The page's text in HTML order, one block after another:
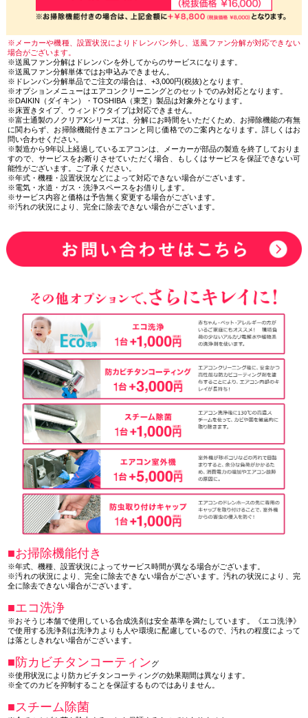
※メーカーや機種、設置状況によりドレンパン外し、送風ファン分解が対応できない
場合がございます。
※送風ファン分解はドレンパンを外してからのサービスになります。
※送風ファン分解単体ではお申込みできません。
※ドレンパン分解単品でご注文の場合は、+3,000円(税抜)となります。
※オプションメニューはエアコンクリーニングとのセットでのみ対応となります。
※DAIKIN（ダイキン）・TOSHIBA（東芝）製品は対象外となります。
※床置きタイプ、ウィンドウタイプは対応できません。
※富士通製のノクリアXシリーズは、分解にお時間をいただくため、お掃除機能の有無
に関わらず、お掃除機能付きエアコンと同じ価格でのご案内となります。詳しくはお
問い合わせください。
※製造から9年以上経過しているエアコンは、メーカーが部品の製造を終了しておりま
すので、サービスをお断りさせていただく場合、もしくはサービスを保証できない可
能性がございます。ご了承ください。
※年式・機種・設置状況などによって対応できない場合がございます。
※電気・水道・ガス・洗浄スペースをお借りします。
※サービス内容と価格は予告無く変更する場合がございます。
※汚れの状況により、完全に除去できない場合がございます。
■お掃除機能付き
※年式、機種、設置状況によってサービス時間が異なる場合がございます。
※汚れの状況により、完全に除去できない場合がございます。汚れの状況により、完
全に除去できない場合がございます。
■エコ洗浄
※おそうじ本舗で使用している合成洗剤は安全基準を満たしています。《エコ洗浄》
で使用する洗浄剤は洗浄力よりも人や環境に配慮しているので、汚れの程度によって
は落としきれない場合がございます。
■防カビチタンコーティング
※使用状況により防カビチタンコーティングの効果期間は異なります。
※全てのカビを抑制することを保証するものではありません。
■スチーム除菌